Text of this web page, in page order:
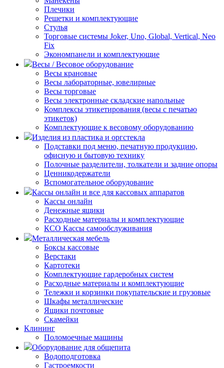
Плечики
Решетки и комплектующие
Стулья
Торговые системы Joker, Uno, Global, Vertical, Neo
Fix
Экономпанели и комплектующие
Весы / Весовое оборудование
Весы крановые
Весы лабораторные, ювелирные
Весы торговые
Весы электронные складские напольные
Комплексы этикетирования (весы с печатью
этикеток)
Комплектующие к весовому оборудованию
Изделия из пластика и оргстекла
Подставки под меню, печатную продукцию,
офисную и бытовую технику
Полочные разделители, толкатели и задние опоры
Ценникодержатели
Вспомогательное оборудование
Кассы онлайн и все для кассовых аппаратов
Кассы онлайн
Денежные ящики
Расходные материалы и комплектующие
КСО Кассы самообслуживания
Металлическая мебель
Боксы кассовые
Верстаки
Картотеки
Комплектующие гардеробных систем
Расходные материалы и комплектующие
Тележки и корзинки покупательские и грузовые
Шкафы металлические
Ящики почтовые
Скамейки
Клининг
Поломоечные машины
Оборудование для общепита
Водоподготовка
Гастроемкости